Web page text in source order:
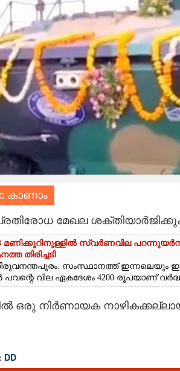
കാണാം
മേഖല
മണിക്കൂറിനുള്ളിൽ സ്വർണവില
തിരിച്ചടി
സംസ്ഥാനത്ത് ഇന്നലെയും
വില ഏകദേശം 4200 രൂപയാണ്
ഒരു നിർണായക നാഴികക്കല്ലായി
DD